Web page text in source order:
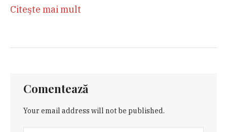
Citeşte mai mult
Comentează
Your email address will not be published.